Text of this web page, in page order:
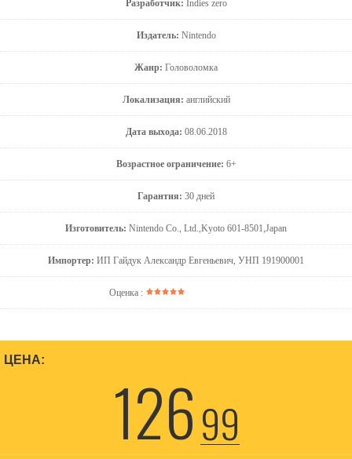
Разработчик: Indies zero
Издатель: Nintendo
Жанр: Головоломка
Локализация: английский
Дата выхода: 08.06.2018
Возрастное ограничение: 6+
Гарантия: 30 дней
Изготовитель: Nintendo Co., Ltd.,Kyoto 601-8501,Japan
Импортер: ИП Гайдук Александр Евгеньевич, УНП 191900001
Оценка :
ЦЕНА:
12699